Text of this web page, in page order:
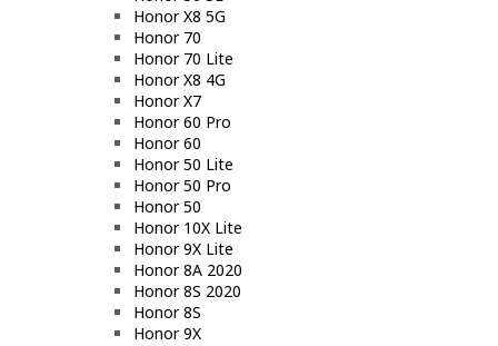
Honor X8 5G
Honor 70
Honor 70 Lite
Honor X8 4G
Honor X7
Honor 60 Pro
Honor 60
Honor 50 Lite
Honor 50 Pro
Honor 50
Honor 10X Lite
Honor 9X Lite
Honor 8A 2020
Honor 8S 2020
Honor 8S
Honor 9X